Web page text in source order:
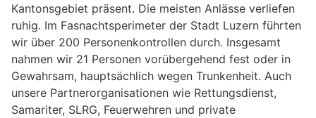
Kantonsgebiet präsent. Die meisten Anlässe verliefen
ruhig. Im Fasnachtsperimeter der Stadt Luzern führten
wir über 200 Personenkontrollen durch. Insgesamt
nahmen wir 21 Personen vorübergehend fest oder in
Gewahrsam, hauptsächlich wegen Trunkenheit. Auch
unsere Partnerorganisationen wie Rettungsdienst,
Samariter, SLRG, Feuerwehren und private